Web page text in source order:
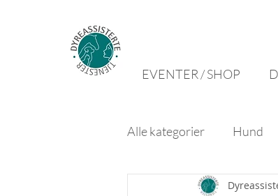
EVENTER / SHOP
Alle kategorier Hund